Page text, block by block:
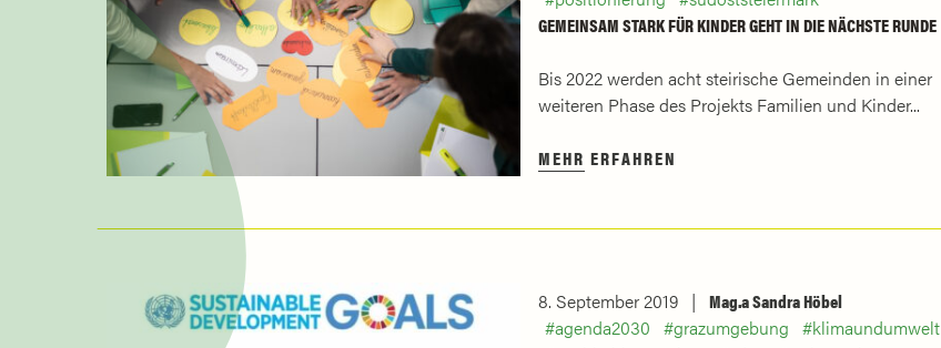
GEMEINSAM STARK FÜR KINDER GEHT IN DIE NÄCHSTE RUNDE
Bis 2022 werden acht steirische Gemeinden in einer
weiteren Phase des Projekts Familien und Kinder...
MEHR ERFAHREN
8. September 2019
Mag.a Sandra Höbel
agenda2030
grazumgebung
klimaundumwelt